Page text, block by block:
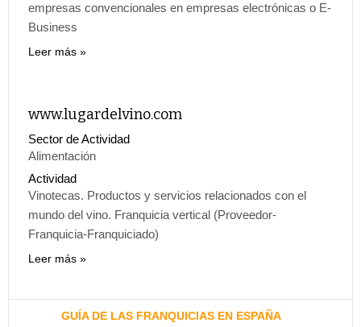
empresas convencionales en empresas electrónicas o E-
Business
Leer más
www.lugardelvino.com
Sector de Actividad
Alimentación
Actividad
Vinotecas. Productos y servicios relacionados con el
mundo del vino. Franquicia vertical (Proveedor-
Franquicia-Franquiciado)
Leer más
GUÍA DE LAS FRANQUICIAS EN ESPAÑA